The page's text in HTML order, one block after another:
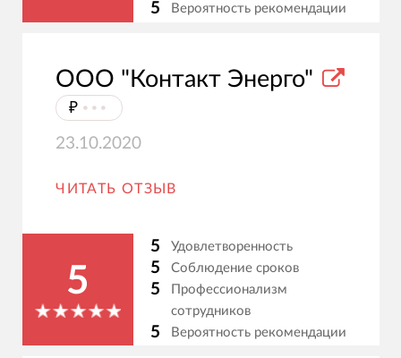
5 Вероятность рекомендации
ООО "Контакт Энерго"
₽ ⦁⦁⦁
23.10.2020
ЧИТАТЬ ОТЗЫВ
5
5 Удовлетворенность
5 Соблюдение сроков
5
Профессионализм
сотрудников
5 Вероятность рекомендации